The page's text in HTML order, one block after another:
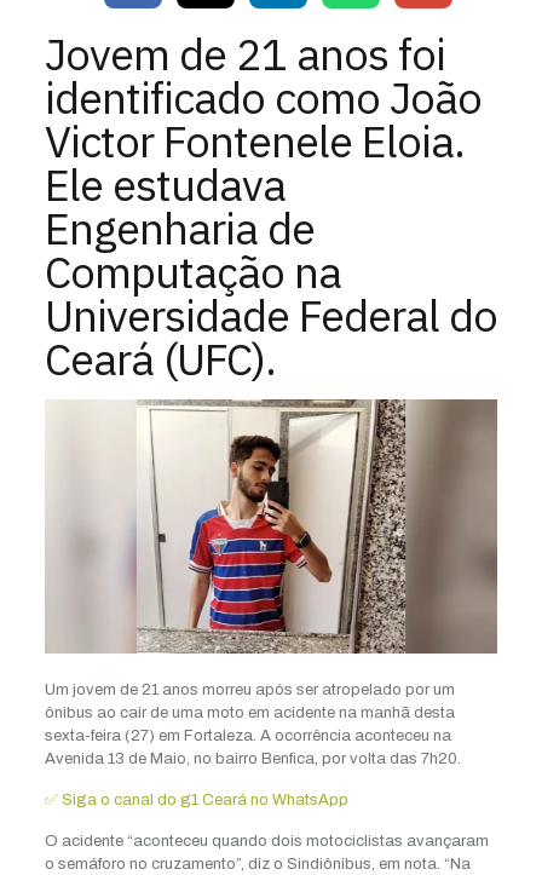
Jovem de 21 anos foi
identificado como João
Victor Fontenele Eloia.
Ele estudava
Engenharia de
Computação na
Universidade Federal do
Ceará (UFC).
Um jovem de 21 anos morreu após ser atropelado por um
ônibus ao cair de uma moto em acidente na manhã desta
sexta-feira (27) em Fortaleza. A ocorrência aconteceu na
Avenida 13 de Maio, no bairro Benfica, por volta das 7h20.
✅ Siga o canal do g1 Ceará no WhatsApp
O acidente “aconteceu quando dois motociclistas avançaram
o semáforo no cruzamento”, diz o Sindiônibus, em nota. “Na